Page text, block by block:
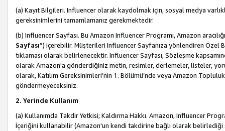
(a) Kayıt Bilgileri. Influencer olarak kaydolmak için, sosyal medya
gereksinimlerini tamamlamanız gerekmektedir.
(b) Influencer Sayfası. Bu Amazon Influencer Programı, Amazon
Sayfası”) içerebilir. Müşterileri Influencer Sayfanıza yönlendiren Özel
tıklaması olarak belirlenecektir. Influencer Sayfası, Sözleşme
olarak Amazon'a gönderdiğiniz metin, resimler, derlemeler, listeler,
olarak, Katılım Gereksinimleri’nin 1. Bölümü’nde veya Amazon
göndermeyeceksiniz.
2. Yerinde Kullanım
(a) Kullanımda Takdir Yetkisi; Kaldırma Hakkı. Amazon, Influencer
İçeriğini kullanabilir (Amazon'un kendi takdirine bağlı olarak belirlediği